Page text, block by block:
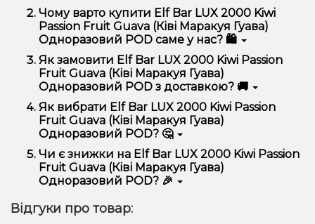
Elf Bar LUX 2000 Kiwi Passion Fruit Guava (Ківі
Маракуя Гуава) Одноразовий POD відрізняється
високою якістю, зручністю використання та
надійністю.
Чому варто купити Elf Bar LUX 2000 Kiwi
Passion Fruit Guava (Ківі Маракуя Гуава)
Одноразовий POD саме у нас? 🛍️
Ми пропонуємо тільки оригінальну продукцію,
широкий асортимент, вигідні ціни та швидку
доставку. Крім того, у нас регулярні акції та знижки
для клієнтів!
Як замовити Elf Bar LUX 2000 Kiwi Passion
Fruit Guava (Ківі Маракуя Гуава)
Одноразовий POD з доставкою? 🚚
Оформити замовлення можна в кілька кліків:
Додайте Elf Bar LUX 2000 Kiwi Passion Fruit
Guava (Ківі Маракуя Гуава) Одноразовий POD
Перейдіть до оформлення замовлення.
Виберіть зручний спосіб оплати та доставки.
Підтвердіть замовлення – ми швидко
надішлемо його вам!
Доставка доступна по всій Україні, терміни
Як вибрати Elf Bar LUX 2000 Kiwi Passion
Fruit Guava (Ківі Маракуя Гуава)
Одноразовий POD? 🤔
Вибір залежить від ваших уподобань – наприклад,
якщо це кальян, враховуйте розмір, матеріал та тип
чаші, якщо вейп – потужність та смак. Наші
менеджери допоможуть підібрати ідеальний
Чи є знижки на Elf Bar LUX 2000 Kiwi Passion
Fruit Guava (Ківі Маракуя Гуава)
Одноразовий POD? 🎉
спеціальні пропозиції. Слідкуйте за оновленнями на
Відгуки про товар: